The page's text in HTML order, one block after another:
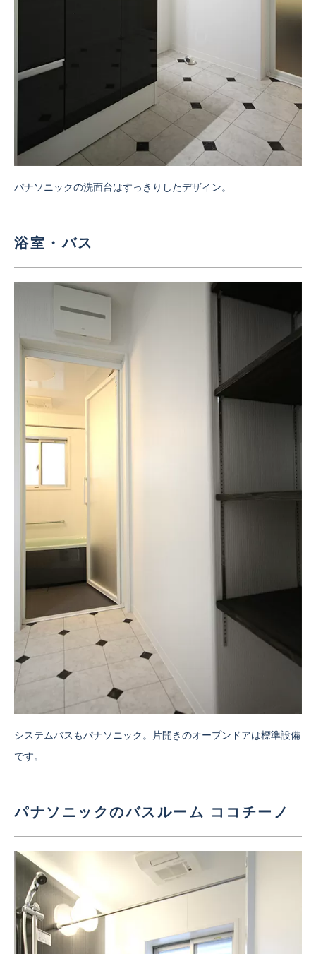
パナソニックの洗面台はすっきりしたデザイン。
浴室・バス
システムバスもパナソニック。片開きのオープンドアは標準設備
です。
パナソニックのバスルーム ココチーノ